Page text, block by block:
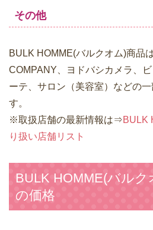
その他
BULK HOMME(バルクオム)商品
COMPANY、ヨドバシカメラ、
ーテ、サロン（美容室）などの
す。
※取扱店舗の最新情報は⇒BULK
り扱い店舗リスト
BULK HOMME(バル
の価格